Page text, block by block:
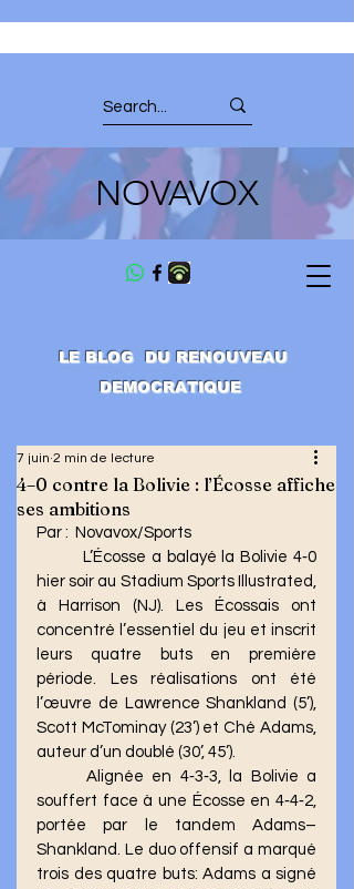
NOVAVOX
LE BLOG DU RENOUVEAU
DEMOCRATIQUE
4–0 contre la Bolivie : l’Écosse affiche
ses ambitions
7 juin 2 min de lecture
Par :  Novavox/Sports
hier soir au Stadium Sports Illustrated,
à Harrison (NJ). Les Écossais ont
concentré l’essentiel du jeu et inscrit
leurs quatre buts en première
période. Les réalisations ont été
l’œuvre de Lawrence Shankland (5’),
Scott McTominay (23’) et Ché Adams,
auteur d’un doublé (30’, 45’).
souffert face à une Écosse en 4‑4‑2,
portée par le tandem Adams–
Shankland. Le duo offensif a marqué
trois des quatre buts: Adams a signé